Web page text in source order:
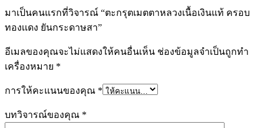
สา
ชิ้น
มาเป็นคนแรกที่วิจารณ์ “ตะกรุตเมตตาหลวงเนื้อเงินแท้ ครอบ
ทองเเดง ยันกระดาษสา”
อีเมลของคุณจะไม่แสดงให้คนอื่นเห็น ช่องข้อมูลจำเป็นถูกทำ
เครื่องหมาย *
การให้คะแนนของคุณ *
บทวิจารณ์ของคุณ *